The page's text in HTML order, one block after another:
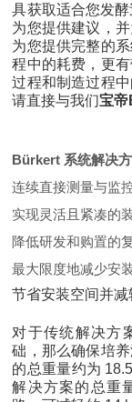
具获取适合您发
为您提供建议，
为您提供完整的
程中的耗费，更
过程和制造过程
请直接与我们宝
Bürkert 系统解决
连续直接测量与监
实现灵活且紧凑的
降低研发和购置的
最大限度地减少安
节省安装空间并减
对于传统解决方
础，那么确保培
的总重量约为
解决方案的总重